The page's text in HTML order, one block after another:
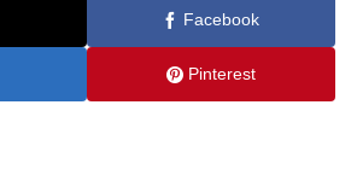
Facebook
Pinterest